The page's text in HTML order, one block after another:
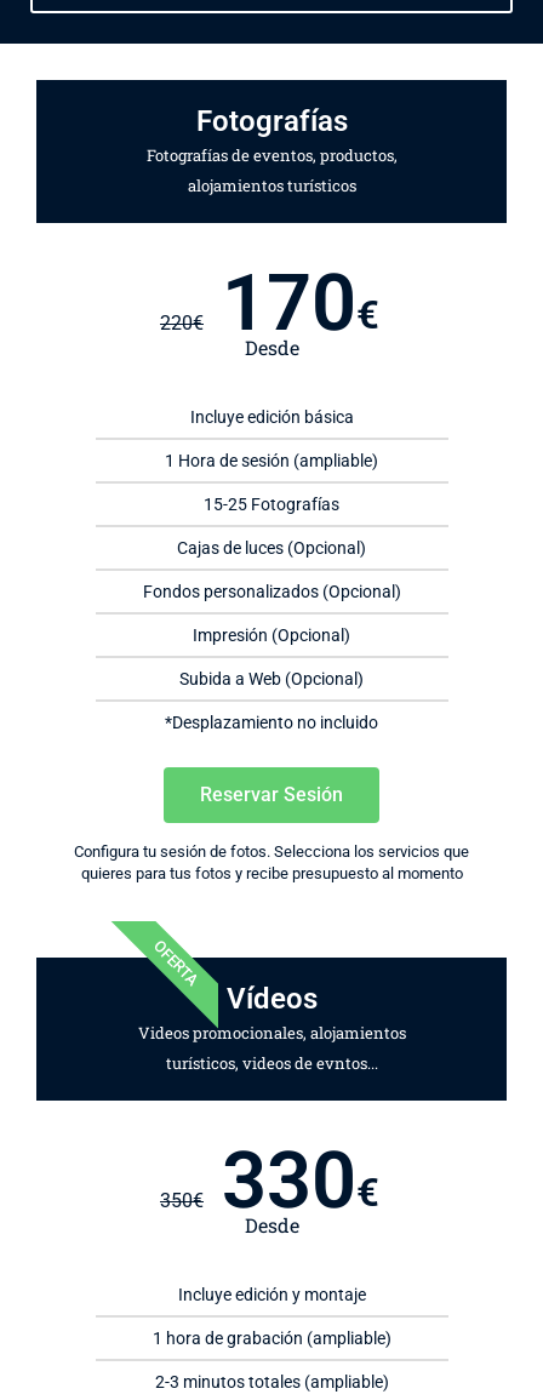
Fotografías
Fotografías de eventos, productos,
alojamientos turísticos
220€ 170€
Desde
Incluye edición básica
1 Hora de sesión (ampliable)
15-25 Fotografías
Cajas de luces (Opcional)
Fondos personalizados (Opcional)
Impresión (Opcional)
Subida a Web (Opcional)
*Desplazamiento no incluido
Reservar Sesión
Configura tu sesión de fotos. Selecciona los servicios que
quieres para tus fotos y recibe presupuesto al momento
OFERTA
Vídeos
Videos promocionales, alojamientos
turísticos, videos de evntos...
350€ 330€
Desde
Incluye edición y montaje
1 hora de grabación (ampliable)
2-3 minutos totales (ampliable)